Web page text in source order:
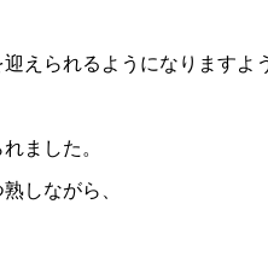
えられるようになりますよ
ました。
しながら、